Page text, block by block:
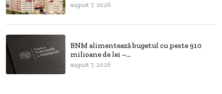
august 7, 2026
BNM alimentează bugetul cu peste 910
milioane de lei –...
august 7, 2026